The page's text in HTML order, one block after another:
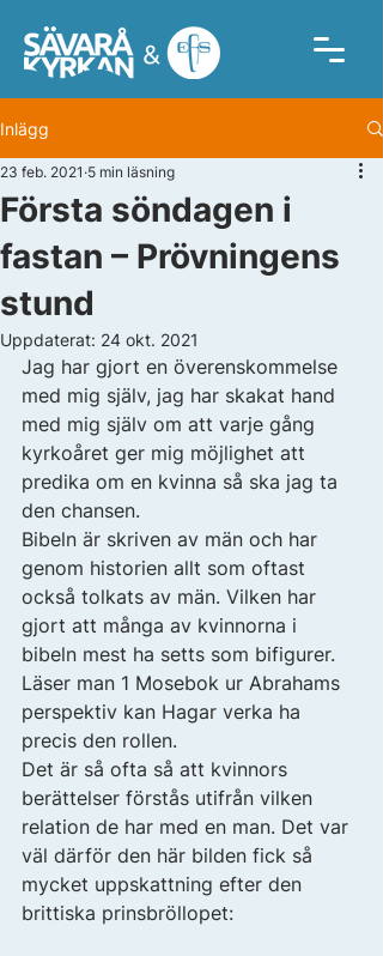
Inlägg
Första söndagen i
fastan – Prövningens
stund
23 feb. 2021 5 min läsning
Uppdaterat: 24 okt. 2021
Jag har gjort en överenskommelse
med mig själv, jag har skakat hand
med mig själv om att varje gång
kyrkoåret ger mig möjlighet att
predika om en kvinna så ska jag ta
den chansen.
Bibeln är skriven av män och har
genom historien allt som oftast
också tolkats av män. Vilken har
gjort att många av kvinnorna i
bibeln mest ha setts som bifigurer.
Läser man 1 Mosebok ur Abrahams
perspektiv kan Hagar verka ha
precis den rollen.
Det är så ofta så att kvinnors
berättelser förstås utifrån vilken
relation de har med en man. Det var
väl därför den här bilden fick så
mycket uppskattning efter den
brittiska prinsbröllopet: